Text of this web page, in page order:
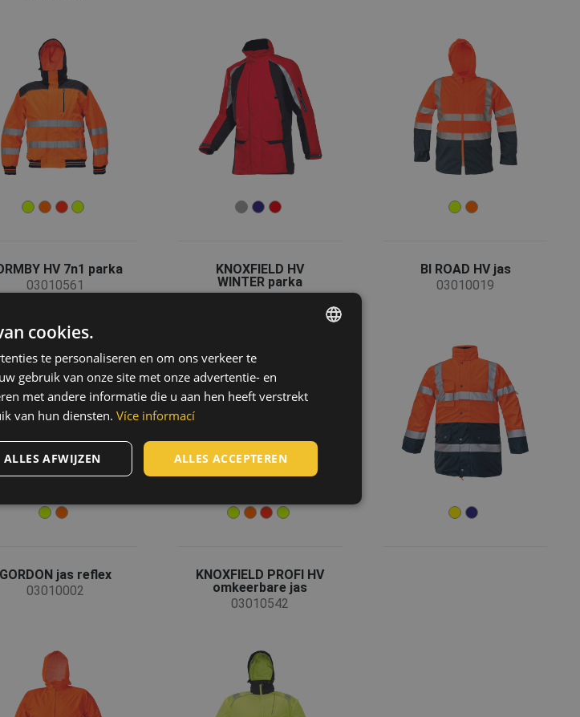
HV 7n1 parka
03010561
KNOXFIELD HV
WINTER parka
03010465
BI ROAD HV jas
03010019
GORDON jas reflex
03010002
KNOXFIELD PROFI HV
omkeerbare jas
03010542
ROMANIAN
GERMAN
LATVIAN
SPANISH
cookies.
te personaliseren en om ons verkeer te
gebruik van onze site met onze advertentie- en
met andere informatie die u aan hen heeft verstrekt
van hun diensten. Více informací
ALLES ACCEPTEREN
ALLES AFWIJZEN